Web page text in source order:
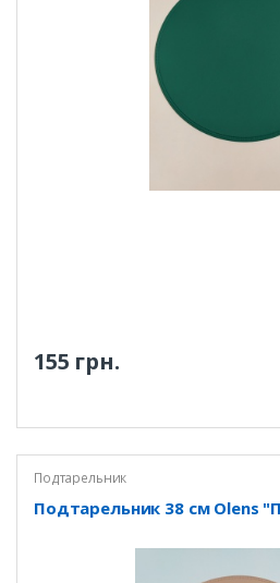
155 грн.
Подтарельник
Подтарельник 38 см Olens